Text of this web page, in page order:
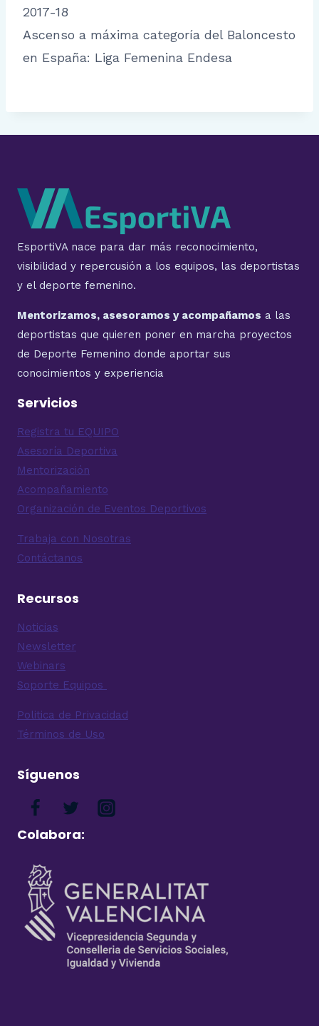
2017-18
Ascenso a máxima categoría del Baloncesto
en España: Liga Femenina Endesa
EsportiVA nace para dar más reconocimiento,
visibilidad y repercusión a los equipos, las deportistas
y el deporte femenino.
Mentorizamos, asesoramos y acompañamos a las
deportistas que quieren poner en marcha proyectos
de Deporte Femenino donde aportar sus
conocimientos y experiencia
Servicios
Registra tu EQUIPO
Asesoría Deportiva
Mentorización
Acompañamiento
Organización de Eventos Deportivos
Trabaja con Nosotras
Contáctanos
Recursos
Noticias
Newsletter
Webinars
Soporte Equipos
Politica de Privacidad
Términos de Uso
Síguenos
Colabora: